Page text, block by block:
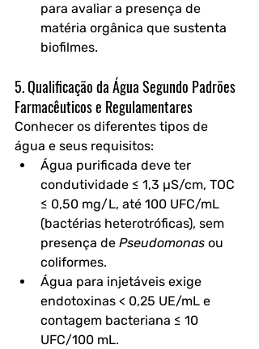
para avaliar a presença de
matéria orgânica que sustenta
biofilmes.
5. Qualificação da Água Segundo Padrões
Farmacêuticos e Regulamentares
Conhecer os diferentes tipos de
água e seus requisitos:
Água purificada deve ter
condutividade ≤ 1,3 µS/cm, TOC
≤ 0,50 mg/L, até 100 UFC/mL
(bactérias heterotróficas), sem
presença de Pseudomonas ou
coliformes.
Água para injetáveis exige
endotoxinas < 0,25 UE/mL e
contagem bacteriana ≤ 10
UFC/100 mL.